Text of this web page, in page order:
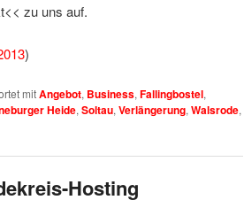
zu uns auf.
)
mitAngebot, Business, Fallingbostel,
Heide, Soltau, Verlängerung, Walsrode,
Hosting